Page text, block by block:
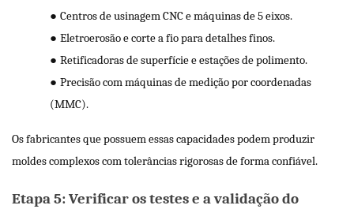
● Centros de usinagem CNC e máquinas de 5 eixos.
● Eletroerosão e corte a fio para detalhes finos.
● Retificadoras de superfície e estações de polimento.
● Precisão com máquinas de medição por coordenadas
(MMC).
Os fabricantes que possuem essas capacidades podem produzir
moldes complexos com tolerâncias rigorosas de forma confiável.
Etapa 5: Verificar os testes e a validação do